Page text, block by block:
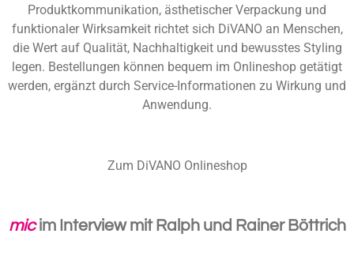
Produktkommunikation, ästhetischer Verpackung und
funktionaler Wirksamkeit richtet sich DiVANO an Menschen,
die Wert auf Qualität, Nachhaltigkeit und bewusstes Styling
legen. Bestellungen können bequem im Onlineshop getätigt
werden, ergänzt durch Service-Informationen zu Wirkung und
Anwendung.
Zum DiVANO Onlineshop
mic im Interview mit Ralph und Rainer Böttrich